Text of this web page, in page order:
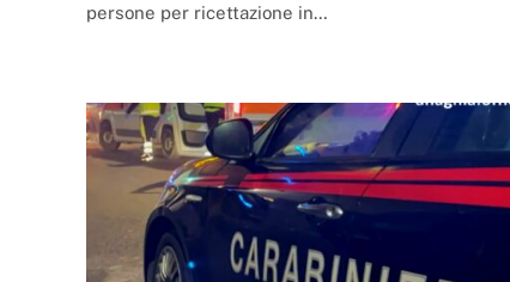
persone per ricettazione in…